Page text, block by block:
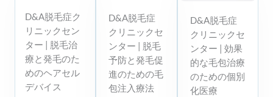
D&A脱毛症ク
リニックセン
ター | 脱毛治
療と発毛のた
めのヘアセル
デバイス
D&A脱毛症
クリニックセ
ンター | 脱毛
予防と発毛促
進のための毛
包注入療法
D&A脱毛症
クリニックセ
ンター | 効果
的な毛包治療
のための個別
化医療